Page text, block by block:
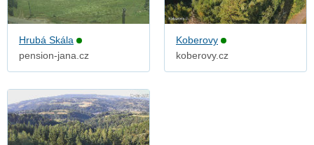
Hrubá Skála
pension-jana.cz
Koberovy
koberovy.cz